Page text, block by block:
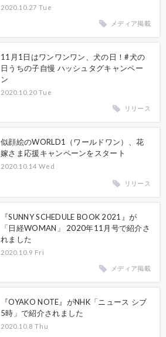
2020.10.27 Tue
メディア掲載
11月1日はワンワンワン、犬の日！#犬の
日うちの子自慢 ハッシュタグキャンペー
ン
2020.10.20 Tue
リリース
似顔絵のWORLD1（ワールドワン）、花
嫁さま応援キャンペーンをスタート
2020.10.14 Wed
リリース
『SUNNY SCHEDULE BOOK 2021』が
「日経WOMAN」 2020年11月号で紹介さ
れました
2020.10.9 Fri
メディア掲載
『OYAKO NOTE』がNHK「ニュース シブ
5時」で紹介されました
2020.10.8 Thu